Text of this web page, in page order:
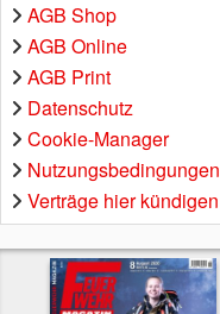
AGB Shop
AGB Online
AGB Print
Datenschutz
Cookie-Manager
Nutzungsbedingungen
Verträge hier kündigen